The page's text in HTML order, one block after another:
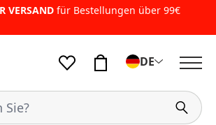
VERSANDfür Bestellungen über 99€
DE